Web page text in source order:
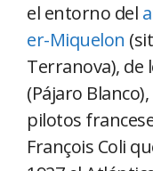
el entorno del
er-Miquelon
Terranova), de
(Pájaro
pilotos
François Coli